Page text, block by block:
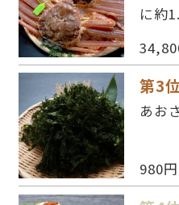
に約
第3位
あお
980円